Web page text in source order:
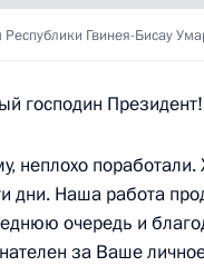
Республики
Гвинея-Бисау
господин
неплохо поработали.
дни. Наша работа
очередь и
за Ваше